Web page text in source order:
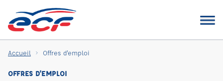
Accueil Offres d'emploi
OFFRES D'EMPLOI